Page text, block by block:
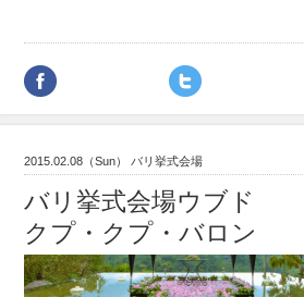
2015.02.08（Sun） バリ挙式会場
バリ挙式会場ウブド
クプ・クプ・バロン